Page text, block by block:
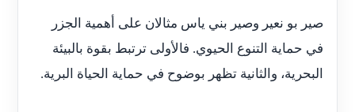
صير بو نعير وصير بني ياس مثالان على أهمية الجزر
في حماية التنوع الحيوي. فالأولى ترتبط بقوة بالبيئة
البحرية، والثانية تظهر بوضوح في حماية الحياة البرية.